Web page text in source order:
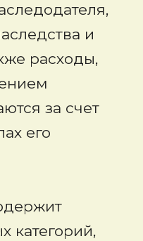
и
расходы,
за счет
его
категорий,